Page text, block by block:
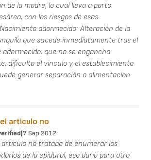
de la madre, lo cual lleva a parto
con los riesgos de esas
adormecido: Alteración de la
que sucede inmediatamente tras el
adormecido, que no se engancha
dificulta el vinculo y el establecimiento
generar separación o alimentacion
articulo no
7 Sep 2012
articulo no trataba de enumerar los
de la epidural, eso daría para otro